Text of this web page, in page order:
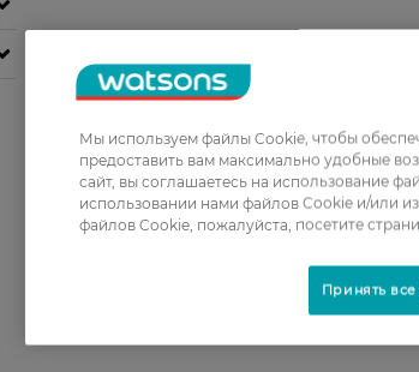
Мы используем файлы Cookie, чтобы
предоставить вам максимально удобные
сайт, вы соглашаетесь на использование
использовании нами файлов Cookie и/или
файлов Cookie, пожалуйста, посетите
Принять